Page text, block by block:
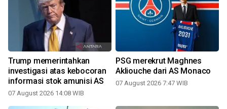
Trump memerintahkan
investigasi atas kebocoran
informasi stok amunisi AS
07 August 2026 14:08 WIB
PSG merekrut Maghnes
Akliouche dari AS Monaco
07 August 2026 7:47 WIB